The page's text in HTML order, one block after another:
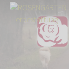
Über uns
Imagefilm - Wir